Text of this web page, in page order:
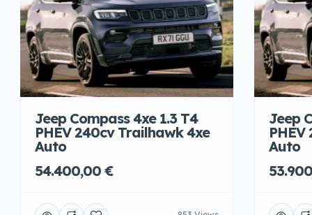
Jeep Compass 4xe 1.3 T4
PHEV 240cv Trailhawk 4xe
Auto
54.400,00 €
Jeep
Auto